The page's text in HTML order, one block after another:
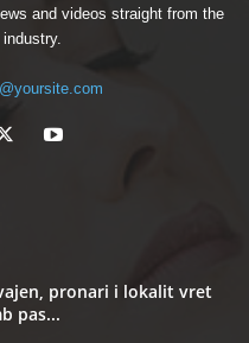
and videos straight from the
pronari i lokalit vret
pas...